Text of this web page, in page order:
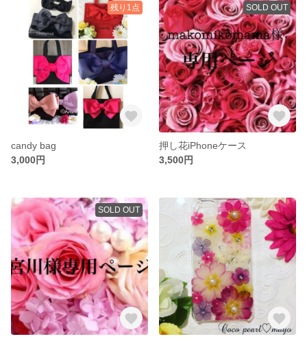
残り1点
candy bag
3,000円
SOLD OUT
押し花iPhoneケース
3,500円
SOLD OUT